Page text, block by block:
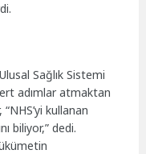
Sağlık Sistemi
adımlar atmaktan
kullanan
biliyor,” dedi.